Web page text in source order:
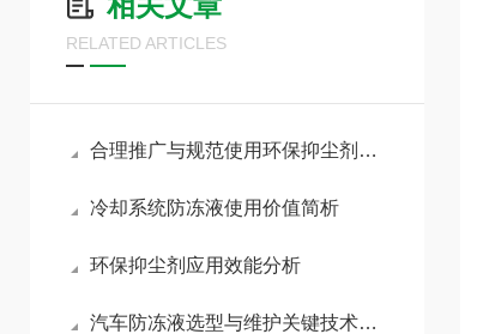
RELATED ARTICLES
合理推广与规范使用环保抑尘剂助力各行业扬尘达标治理
冷却系统防冻液使用价值简析
环保抑尘剂应用效能分析
汽车防冻液选型与维护关键技术要点